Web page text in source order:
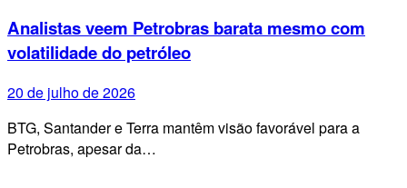
Analistas veem Petrobras barata mesmo com
volatilidade do petróleo
20 de julho de 2026
BTG, Santander e Terra mantêm visão favorável para a
Petrobras, apesar da…